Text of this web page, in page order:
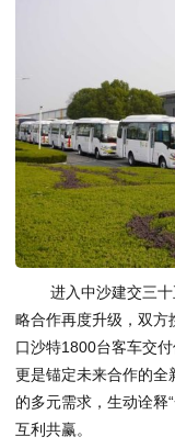
进入中沙建交三
略合作再度升级，双方
口沙特1800台客车交
更是锚定未来合作的全
的多元需求，生动诠释
互利共赢。